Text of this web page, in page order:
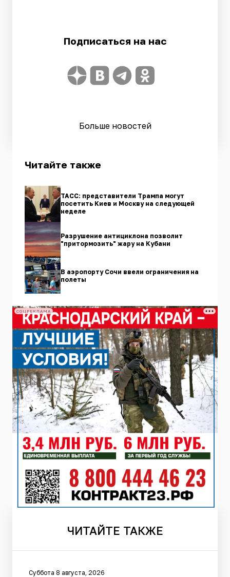
Подписаться на нас
Больше новостей
Читайте также
ТАСС: представители Трампа могут
посетить Киев и Москву на следующей
неделе
Разрушение антициклона позволит
"притормозить" жару на Кубани
В аэропорту Сочи ввели ограничения на
полеты
СОЦРЕКЛАМА
ЧИТАЙТЕ ТАКЖЕ
Суббота 8 августа, 2026